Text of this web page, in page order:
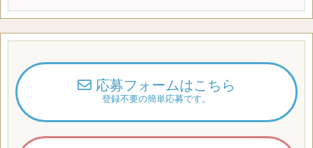
応募フォームはこちら
登録不要の簡単応募です。